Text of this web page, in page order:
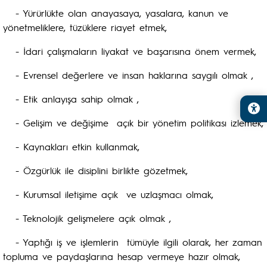
- Yürürlükte olan anayasaya, yasalara, kanun ve
yönetmeliklere, tüzüklere riayet etmek,
- İdari çalışmaların liyakat ve başarısına önem vermek,
- Evrensel değerlere ve insan haklarına saygılı olmak ,
- Etik anlayışa sahip olmak ,
- Gelişim ve değişime açık bir yönetim politikası izlemek,
- Kaynakları etkin kullanmak,
- Özgürlük ile disiplini birlikte gözetmek,
- Kurumsal iletişime açık ve uzlaşmacı olmak,
- Teknolojik gelişmelere açık olmak ,
- Yaptığı iş ve işlemlerin tümüyle ilgili olarak, her zaman
topluma ve paydaşlarına hesap vermeye hazır olmak,